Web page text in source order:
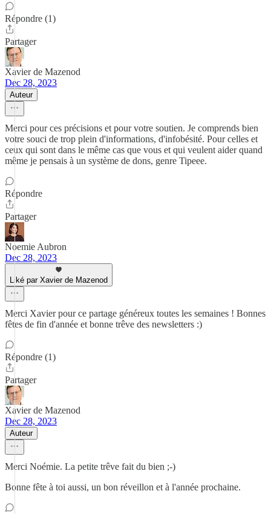
Répondre (1)
Partager
Xavier de Mazenod
Dec 28, 2023
Auteur
Merci pour ces précisions et pour votre soutien. Je comprends bien
votre souci de trop plein d'informations, d'infobésité. Pour celles et
ceux qui sont dans le même cas que vous et qui veulent aider quand
même je pensais à un système de dons, genre Tipeee.
Répondre
Partager
Noemie Aubron
Dec 28, 2023
Liké par Xavier de Mazenod
Merci Xavier pour ce partage généreux toutes les semaines ! Bonnes
fêtes de fin d'année et bonne trêve des newsletters :)
Répondre (1)
Partager
Xavier de Mazenod
Dec 28, 2023
Auteur
Merci Noémie. La petite trêve fait du bien ;-)
Bonne fête à toi aussi, un bon réveillon et à l'année prochaine.